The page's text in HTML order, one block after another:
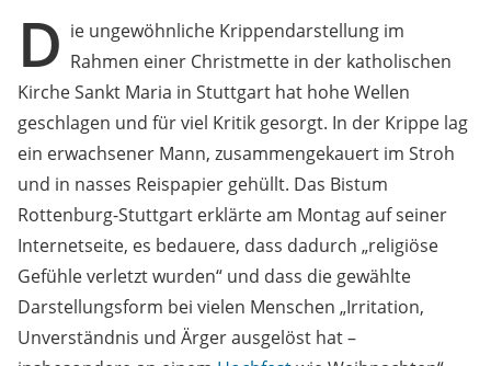
D ie ungewöhnliche Krippendarstellung im
Rahmen einer Christmette in der katholischen
Kirche Sankt Maria in Stuttgart hat hohe Wellen
geschlagen und für viel Kritik gesorgt. In der Krippe lag
ein erwachsener Mann, zusammengekauert im Stroh
und in nasses Reispapier gehüllt. Das Bistum
Rottenburg-Stuttgart erklärte am Montag auf seiner
Internetseite, es bedauere, dass dadurch „religiöse
Gefühle verletzt wurden“ und dass die gewählte
Darstellungsform bei vielen Menschen „Irritation,
Unverständnis und Ärger ausgelöst hat –